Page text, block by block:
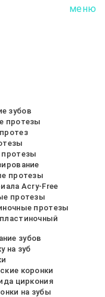
«ОЛЬГА»
меню
зубов
протезы
протезы
Acry-Free
протезы
протезы
зубов
на зуб
коронки
циркония
на зубы